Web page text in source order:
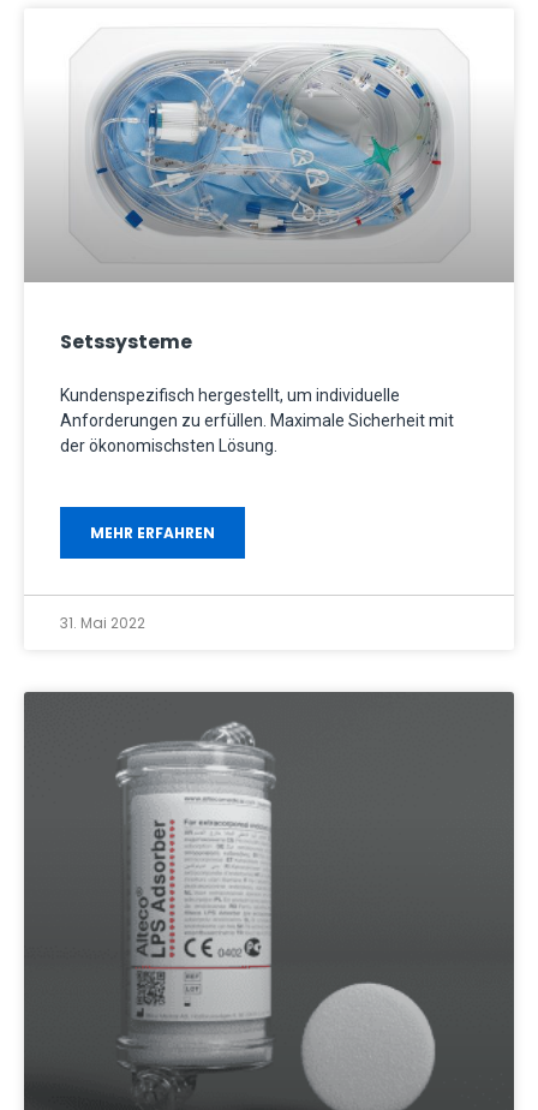
Setssysteme
Kundenspezifisch hergestellt, um individuelle
Anforderungen zu erfüllen. Maximale Sicherheit mit
der ökonomischsten Lösung.
MEHR ERFAHREN
31. Mai 2022